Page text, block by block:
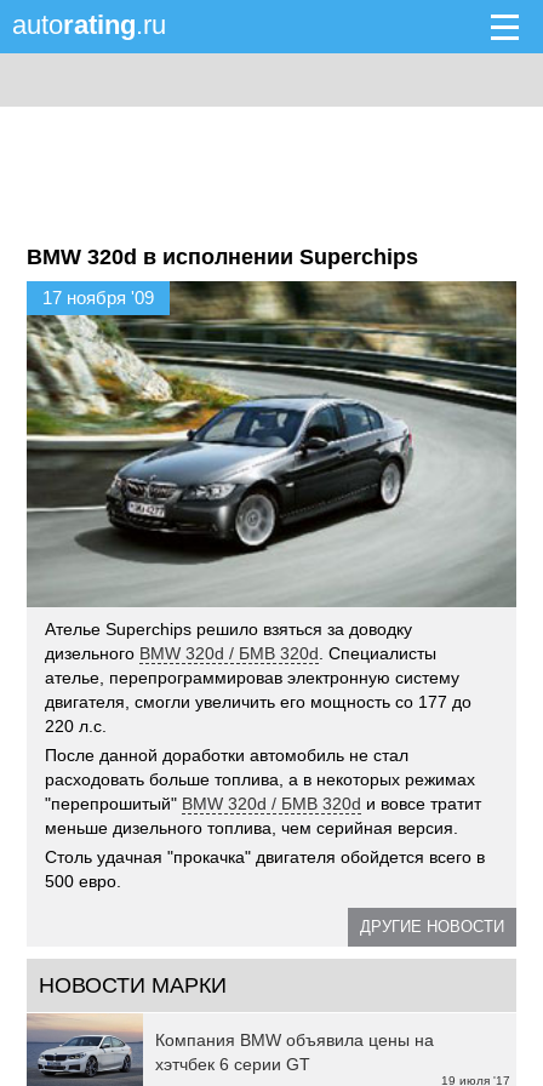
autorating.ru
BMW 320d в исполнении Superchips
17 ноября '09
Ателье Superchips решило взяться за доводку
дизельного BMW 320d / БМВ 320d . Специалисты
ателье, перепрограммировав электронную систему
двигателя, смогли увеличить его мощность со 177 до
220 л.с.
После данной доработки автомобиль не стал
расходовать больше топлива, а в некоторых режимах
"перепрошитый" BMW 320d / БМВ 320d и вовсе тратит
меньше дизельного топлива, чем серийная версия.
Столь удачная "прокачка" двигателя обойдется всего в
500 евро.
ДРУГИЕ НОВОСТИ
НОВОСТИ МАРКИ
19 июля '17
Компания BMW объявила цены на
хэтчбек 6 серии GT